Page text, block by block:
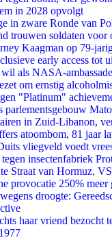
in 2028 opvolgt
in zware Ronde van
trouwen soldaten voor
Kaagman op 79-
early access tot
als NASA-
om ernstig
"Platinum"
parlementsgebouw
in Zuid-Libanon,
atoombom, 81 jaar
vliegveld voedt
insectenfabriek
Straat van Hormuz,
provocatie 250% meer
droogte:
haar vriend bezocht